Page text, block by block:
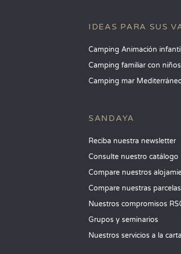
IDEAS PARA SUS
Camping Animación
Camping familiar con niños
Camping mar
SANDAYA
Reciba nuestra newsletter
Consulte nuestro catálogo
Compare nuestros
Compare nuestras parcelas
Nuestros compromisos
Grupos y seminarios
Nuestros servicios a la carta